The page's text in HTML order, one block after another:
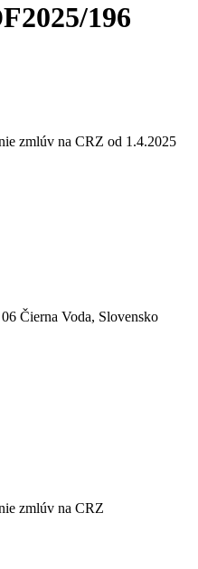
196
zmlúv na CRZ od 1.4.2025
Čierna Voda, Slovensko
zmlúv na CRZ